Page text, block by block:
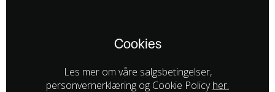
Cookies
Les mer om våre salgsbetingelser,
personvernerklæring og Cookie Policyher.